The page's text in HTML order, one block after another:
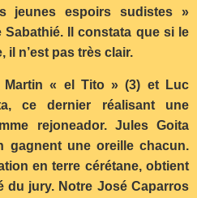
jeunes espoirs sudistes »
Sabathié. Il constata que si le
il n’est pas très clair.
Martin « el Tito » (3) et Luc
ce dernier réalisant une
rejoneador. Jules Goita
gagnent une oreille chacun.
en terre cérétane, obtient
du jury. Notre José Caparros